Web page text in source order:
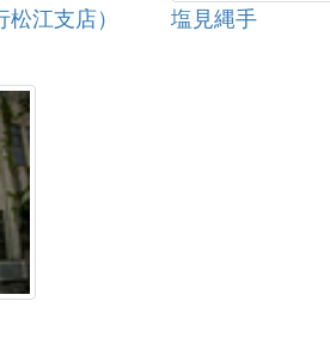
江支店） 塩見縄手